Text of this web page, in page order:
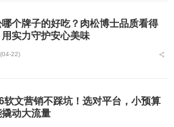
哪个牌子的好吃？肉松博士品质看得
用实力守护安心美味
22)
软文营销不踩坑！选对平台，小预算
动大流量